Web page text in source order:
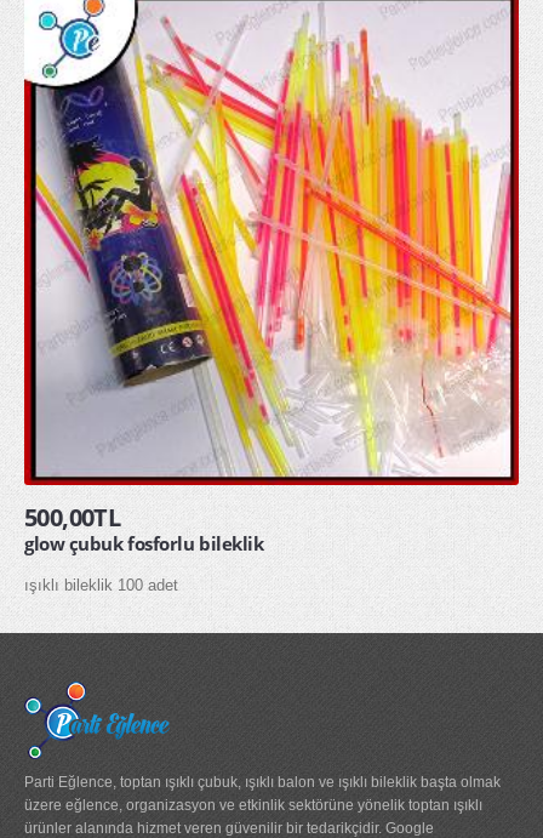
HAKKIMIZDA
İLETİŞİM
500,00TL
glow çubuk fosforlu bileklik
ışıklı bileklik 100 adet
Parti Eğlence, toptan ışıklı çubuk, ışıklı balon ve ışıklı bileklik başta olmak
üzere eğlence, organizasyon ve etkinlik sektörüne yönelik toptan ışıklı
ürünler alanında hizmet veren güvenilir bir tedarikçidir. Google